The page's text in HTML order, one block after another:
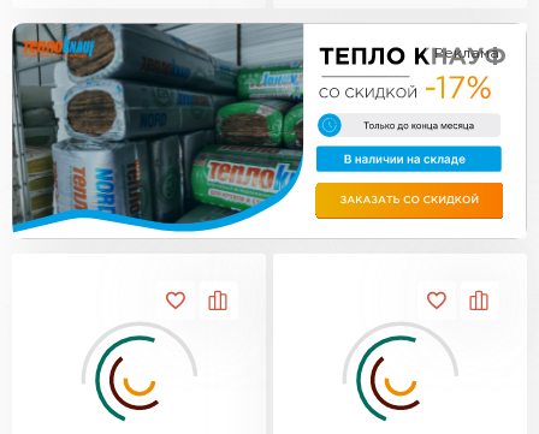
0,41
Реклама
ПЕРЕЙТИ
Утеплитель Тимплэкс
ПЕРЕЙТИ
ПЕРЕЙТИ
Утеплитель Basfiber
Утеплитель Термит
Утеплитель Isotec
Утеплитель Ruspanel
Утеплитель Брит
Утеплитель Basfiber